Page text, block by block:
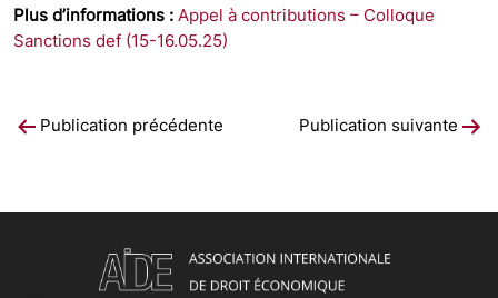
Plus d’informations : Appel à contributions – Colloque
Sanctions def (15-16.05.25)
Navigation
Publication précédente Publication suivante